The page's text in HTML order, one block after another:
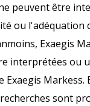
peuvent être
ou l'adéquation
Exaegis
interprétées ou
Markess.
sont